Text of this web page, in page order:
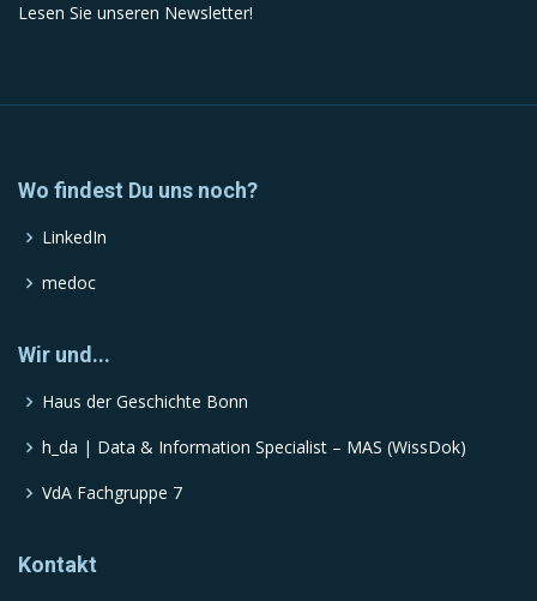
Lesen Sie unseren Newsletter!
Wo findest Du uns noch?
LinkedIn
medoc
Wir und...
Haus der Geschichte Bonn
h_da | Data & Information Specialist – MAS (WissDok)
VdA Fachgruppe 7
Kontakt